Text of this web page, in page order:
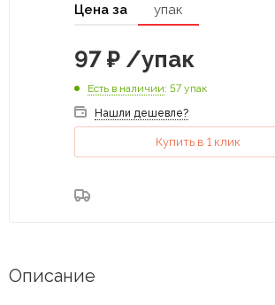
Цена за упак
97 ₽ /упак
Есть в наличии: 57 упак
Нашли дешевле?
Купить в 1 клик
Описание